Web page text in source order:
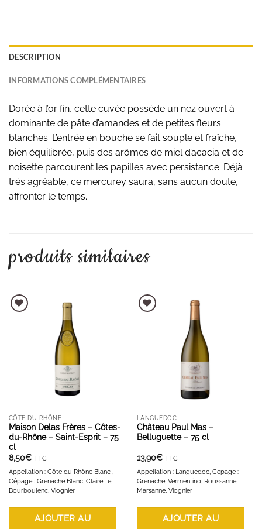
DESCRIPTION
INFORMATIONS COMPLÉMENTAIRES
Dorée à l’or fin, cette cuvée possède un nez ouvert à
dominante de pâte d’amandes et de petites fleurs
blanches. L’entrée en bouche se fait souple et fraîche,
bien équilibrée, puis des arômes de miel d’acacia et de
noisette parcourent les papilles avec persistance. Déjà
très agréable, ce mercurey saura, sans aucun doute,
affronter le temps.
produits similaires
AJOUTER À LA LISTE D'ENVIES
CÔTE DU RHÔNE
Maison Delas Frères – Côtes-
du-Rhône – Saint-Esprit – 75
cl
8,50€ TTC
Appellation : Côte du Rhône Blanc ,
Cépage : Grenache Blanc, Clairette,
Bourboulenc, Viognier
AJOUTER AU
AJOUTER À LA LISTE D'ENVIES
LANGUEDOC
Château Paul Mas –
Belluguette – 75 cl
13,90€ TTC
Appellation : Languedoc, Cépage :
Grenache, Vermentino, Roussanne,
Marsanne, Viognier
AJOUTER AU